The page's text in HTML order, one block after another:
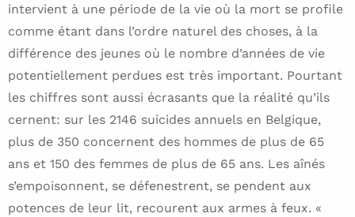
intervient à une période de la vie où la mort se profile
comme étant dans l’ordre naturel des choses, à la
différence des jeunes où le nombre d’années de vie
potentiellement perdues est très important. Pourtant
les chiffres sont aussi écrasants que la réalité qu’ils
cernent: sur les 2146 suicides annuels en Belgique,
plus de 350 concernent des hommes de plus de 65
ans et 150 des femmes de plus de 65 ans. Les aînés
s’empoisonnent, se défenestrent, se pendent aux
potences de leur lit, recourent aux armes à feux. «